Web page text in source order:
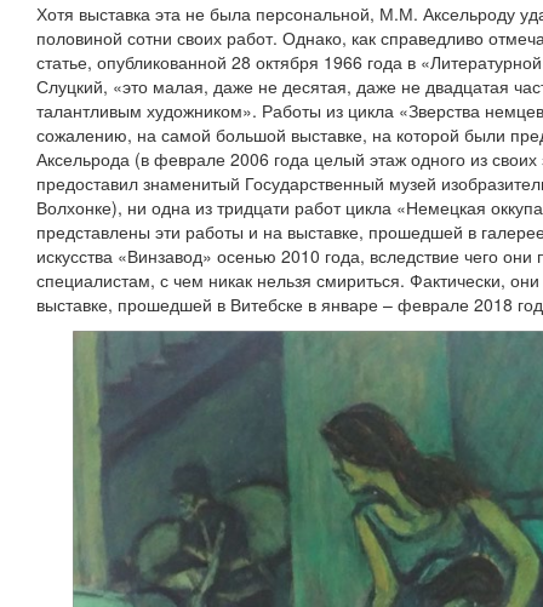
Хотя выставка эта не была персональной, М.М. Аксельроду
половиной сотни своих работ. Однако, как справедливо
статье, опубликованной 28 октября 1966 года в
Слуцкий, «это малая, даже не десятая, даже не двадцатая
талантливым художником». Работы из цикла «Зверства
сожалению, на самой большой выставке, на которой были
Аксельрода (в феврале 2006 года целый этаж одного из
предоставил знаменитый Государственный музей
Волхонке), ни одна из тридцати работ цикла «Немецкая
представлены эти работы и на выставке, прошедшей в
искусства «Винзавод» осенью 2010 года, вследствие чего они
специалистам, с чем никак нельзя смириться. Фактически,
выставке, прошедшей в Витебске в январе – феврале 2018